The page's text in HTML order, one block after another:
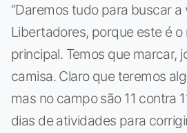
“Daremos tudo para buscar a
Libertadores, porque este é o
principal. Temos que marcar,
camisa. Claro que teremos
mas no campo são 11 contra
dias de atividades para